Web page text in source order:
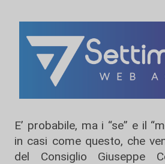
E’ probabile, ma i “se” e il
in casi come questo, che
del Consiglio Giuseppe